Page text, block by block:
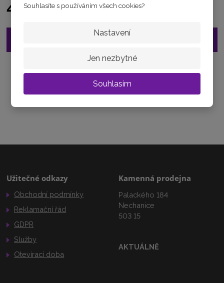
Souhlasíte s používáním všech cookies?
Nastavení
Jen nezbytné
Souhlasím
4 960 Kč
Zeptejte se odborníka
Užitečné odkazy
Obchodní podmínky
Reklamační řád
GDPR
Služby
Otevírací doba
Kamenná prodejna
Palackého 184
Nechanice
503 15
AKTUÁLNĚ